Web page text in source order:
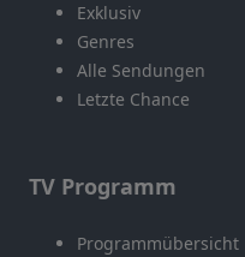
Exklusiv
Genres
Alle Sendungen
Letzte Chance
TV Programm
Programmübersicht